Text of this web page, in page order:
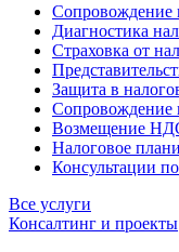
Сопровождение
Диагностика
Страховка от
Защита в
Возмещение
Налоговое
Консультации
Все услуги
Консалтинг и проекты